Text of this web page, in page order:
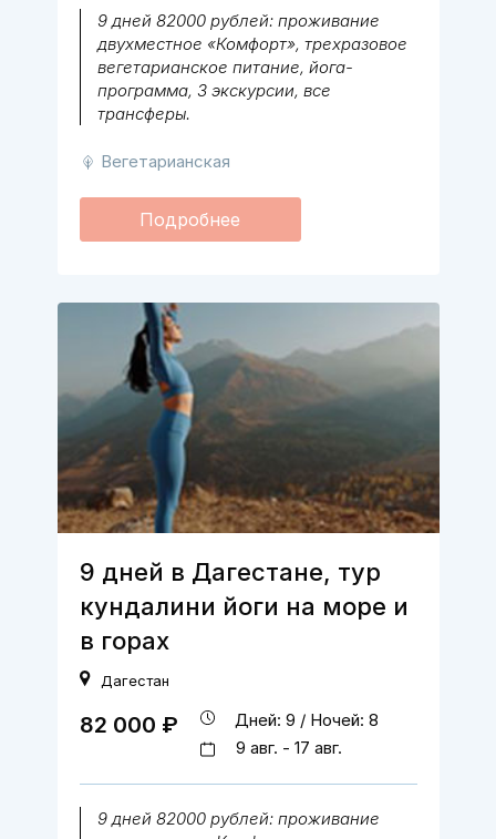
9 дней 82000 рублей: проживание
двухместное «Комфорт», трехразовое
вегетарианское питание, йога-
программа, 3 экскурсии, все
трансферы.
Вегетарианская
Подробнее
9 дней в Дагестане, тур
кундалини йоги на море и
в горах
Дагестан
9 дней 82000 рублей: проживание
82 000 ₽
Дней: 9 / Ночей: 8
9 авг. - 17 авг.